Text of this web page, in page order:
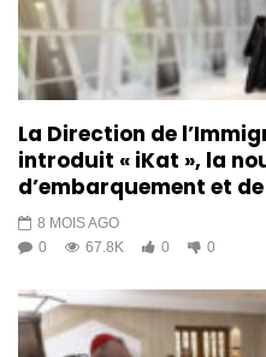
La Direction de
introduit « iKat », la
d’embarquement et
8 MOIS AGO
0
67.8K 0 0